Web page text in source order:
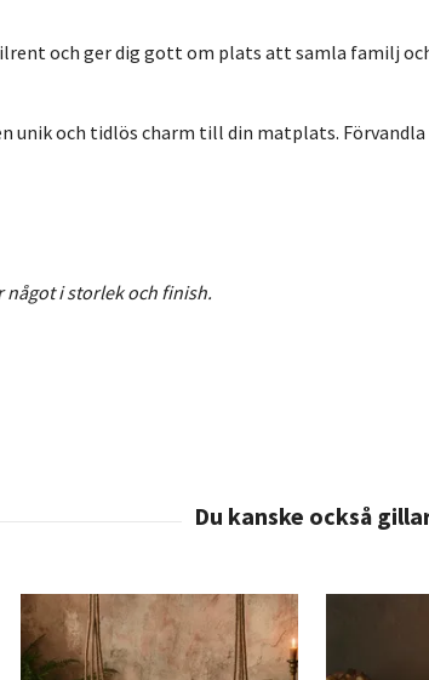
och ger dig gott om plats att samla familj
unik och tidlös charm till din matplats.
något i storlek och finish.